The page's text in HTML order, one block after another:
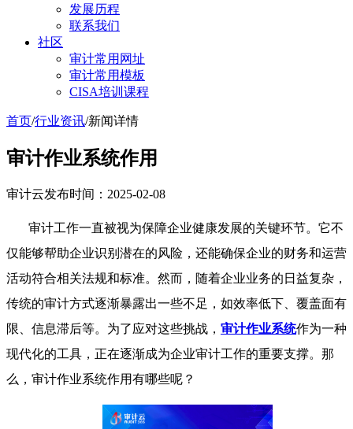
发展历程
联系我们
社区
审计常用网址
审计常用模板
CISA培训课程
首页/行业资讯/新闻详情
审计作业系统作用
审计云发布时间：2025-02-08
审计工作一直被视为保障企业健康发展的关键环节。它不
仅能够帮助企业识别潜在的风险，还能确保企业的财务和运营
活动符合相关法规和标准。然而，随着企业业务的日益复杂，
传统的审计方式逐渐暴露出一些不足，如效率低下、覆盖面有
限、信息滞后等。为了应对这些挑战， 审计作业系统作为一种
现代化的工具，正在逐渐成为企业审计工作的重要支撑。那
么，审计作业系统作用有哪些呢？